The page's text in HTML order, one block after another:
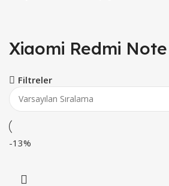
Xiaomi Redmi Note
Filtreler
-13%